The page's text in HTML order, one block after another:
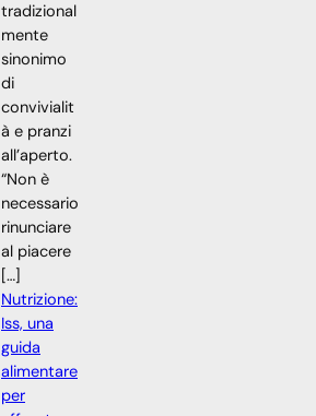
tradizional
mente
sinonimo
di
convivialit
à e pranzi
all’aperto.
“Non è
necessario
rinunciare
al piacere
[…]
Nutrizione:
Iss, una
guida
alimentare
per